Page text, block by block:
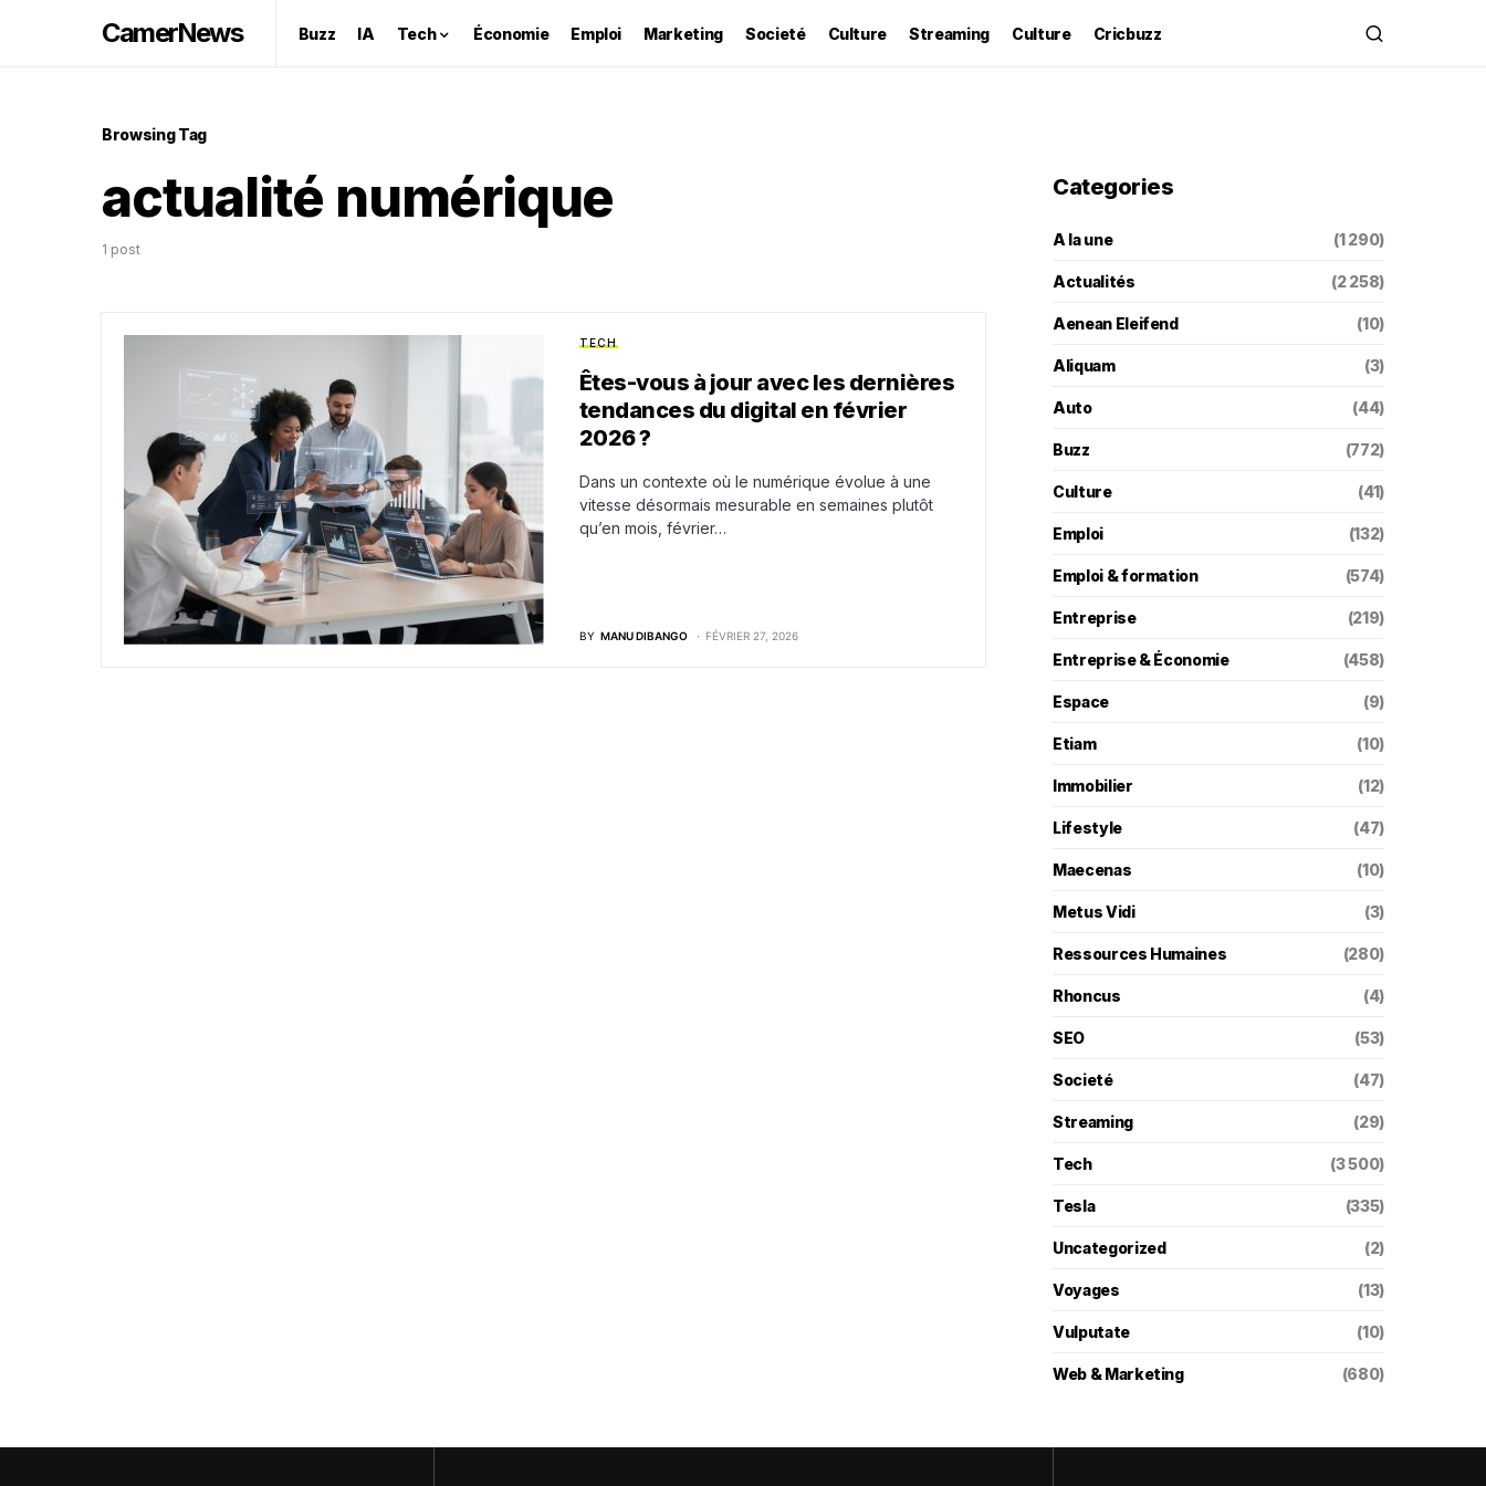
CamerNews Buzz IA Tech Économie Emploi Marketing Societé Culture Streaming Culture Cricbuzz
Browsing Tag
actualité numérique
1 post
TECH
Êtes-vous à jour avec les dernières
tendances du digital en février
2026 ?
Dans un contexte où le numérique évolue à une
vitesse désormais mesurable en semaines plutôt
qu’en mois, février…
BY MANU DIBANGO FÉVRIER 27, 2026
Categories
A la une (1 290)
Actualités (2 258)
Aenean Eleifend (10)
Aliquam (3)
Auto (44)
Buzz (772)
Culture (41)
Emploi (132)
Emploi & formation (574)
Entreprise (219)
Entreprise & Économie (458)
Espace (9)
Etiam (10)
Immobilier (12)
Lifestyle (47)
Maecenas (10)
Metus Vidi (3)
Ressources Humaines (280)
Rhoncus (4)
SEO (53)
Societé (47)
Streaming (29)
Tech (3 500)
Tesla (335)
Uncategorized (2)
Voyages (13)
Vulputate (10)
Web & Marketing (680)